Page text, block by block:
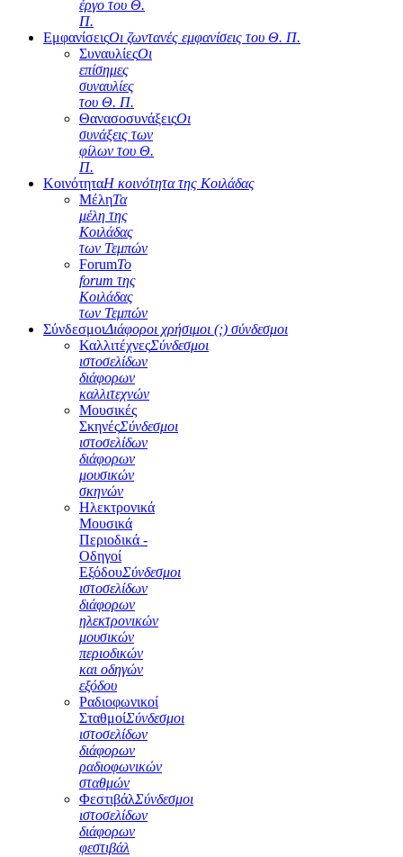
έργο του Θ.
Π.
ΕμφανίσειςΟι ζωντανές εμφανίσεις του Θ. Π.
ΣυναυλίεςΟι
επίσημες
συναυλίες
του Θ. Π.
ΘανασοσυνάξειςΟι
συνάξεις των
φίλων του Θ.
Π.
ΚοινότηταΗ κοινότητα της Κοιλάδας
ΜέληΤα
μέλη της
Κοιλάδας
των Τεμπών
ForumΤο
forum της
Κοιλάδας
των Τεμπών
ΣύνδεσμοιΔιάφοροι χρήσιμοι (;) σύνδεσμοι
ΚαλλιτέχνεςΣύνδεσμοι
ιστοσελίδων
διάφορων
καλλιτεχνών
Μουσικές
ΣκηνέςΣύνδεσμοι
ιστοσελίδων
διάφορων
μουσικών
σκηνών
Ηλεκτρονικά
Μουσικά
Περιοδικά -
Οδηγοί
ΕξόδουΣύνδεσμοι
ιστοσελίδων
διάφορων
ηλεκτρονικών
μουσικών
περιοδικών
και οδηγών
εξόδου
Ραδιοφωνικοί
ΣταθμοίΣύνδεσμοι
ιστοσελίδων
διάφορων
ραδιοφωνικών
σταθμών
ΦεστιβάλΣύνδεσμοι
ιστοσελίδων
διάφορων
φεστιβάλ